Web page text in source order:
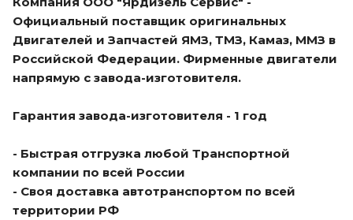
Официальный поставщик оригинальных
Двигателей и Запчастей ЯМЗ, ТМЗ, Камаз, ММЗ в
Российской Федерации. Фирменные двигатели
напрямую с завода-изготовителя.
Гарантия завода-изготовителя - 1 год
- Быстрая отгрузка любой Транспортной
компании по всей России
- Своя доставка автотранспортом по всей
территории РФ